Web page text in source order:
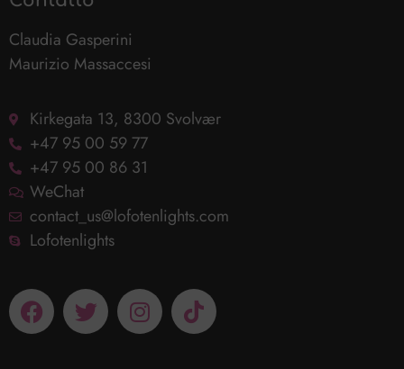
Claudia Gasperini
Maurizio Massaccesi
Kirkegata 13, 8300 Svolvær
+47 95 00 59 77
+47 95 00 86 31
WeChat
contact_us@lofotenlights.com
Lofotenlights